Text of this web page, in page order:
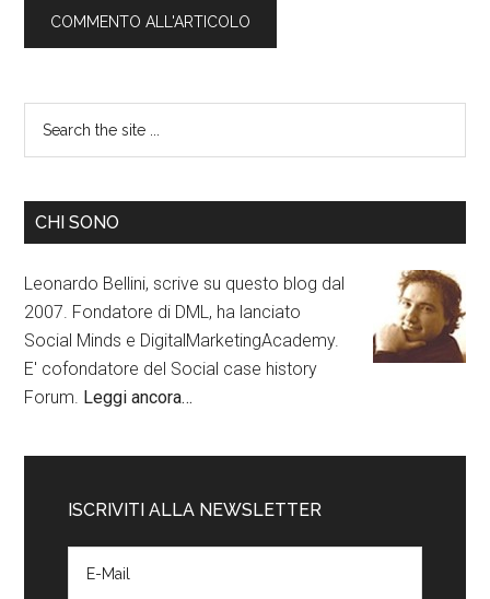
CHI SONO
Leonardo Bellini, scrive su questo blog dal
2007. Fondatore di DML, ha lanciato
Social Minds e DigitalMarketingAcademy.
E' cofondatore del Social case history
Forum. Leggi ancora…
ISCRIVITI ALLA NEWSLETTER